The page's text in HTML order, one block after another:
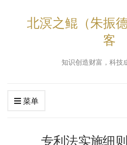
北溟之鲲（朱振
客
知识创造财富，科技
菜单
专利法实施细则